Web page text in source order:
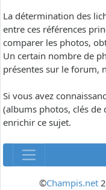
La détermination des
entre ces références
comparer les photos,
Un certain nombre de
présentes sur le forum,
Si vous avez
(albums photos, clés de
enrichir ce sujet.
©Champis.net